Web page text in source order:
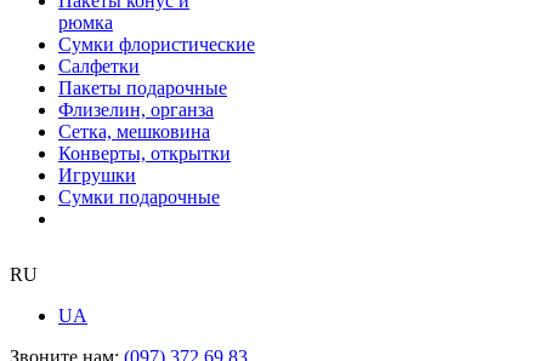
рюмка
Сумки флористические
Салфетки
Пакеты подарочные
Флизелин, органза
Сетка, мешковина
Конверты, открытки
Игрушки
Сумки подарочные
RU
UA
Звоните нам: (097) 372 69 83